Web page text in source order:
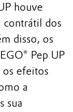
houve
contrátil dos
disso, os
Pep UP
os efeitos
a
sua